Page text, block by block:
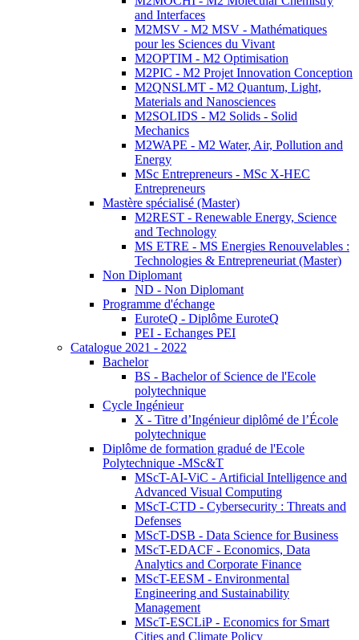
and Interfaces
M2MSV - M2 MSV - Mathématiques
pour les Sciences du Vivant
M2OPTIM - M2 Optimisation
M2PIC - M2 Projet Innovation Conception
M2QNSLMT - M2 Quantum, Light,
Materials and Nanosciences
M2SOLIDS - M2 Solids - Solid
Mechanics
M2WAPE - M2 Water, Air, Pollution and
Energy
MSc Entrepreneurs - MSc X-HEC
Entrepreneurs
Mastère spécialisé (Master)
M2REST - Renewable Energy, Science
and Technology
MS ETRE - MS Energies Renouvelables :
Technologies & Entrepreneuriat (Master)
Non Diplomant
ND - Non Diplomant
Programme d'échange
EuroteQ - Diplôme EuroteQ
PEI - Echanges PEI
Catalogue 2021 - 2022
Bachelor
BS - Bachelor of Science de l'Ecole
polytechnique
Cycle Ingénieur
X - Titre d’Ingénieur diplômé de l’École
polytechnique
Diplôme de formation gradué de l'Ecole
Polytechnique -MSc&T
MScT-AI-ViC - Artificial Intelligence and
Advanced Visual Computing
MScT-CTD - Cybersecurity : Threats and
Defenses
MScT-DSB - Data Science for Business
MScT-EDACF - Economics, Data
Analytics and Corporate Finance
MScT-EESM - Environmental
Engineering and Sustainability
Management
MScT-ESCLiP - Economics for Smart
Cities and Climate Policy